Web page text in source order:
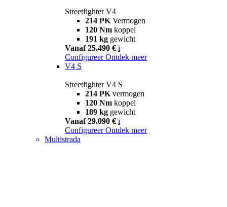
Streetfighter V4
214 PK Vermogen
120 Nm koppel
191 kg gewicht
Vanaf 25.490 € i
Configureer Ontdek meer
V4 S
Streetfighter V4 S
214 PK vermogen
120 Nm koppel
189 kg gewicht
Vanaf 29.090 € i
Configureer Ontdek meer
Multistrada